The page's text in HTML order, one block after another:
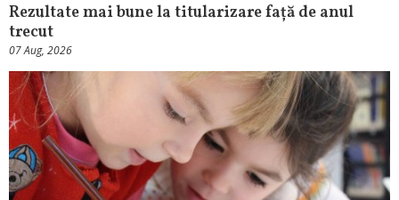
Rezultate mai bune la titularizare față de anul
trecut
07 Aug, 2026